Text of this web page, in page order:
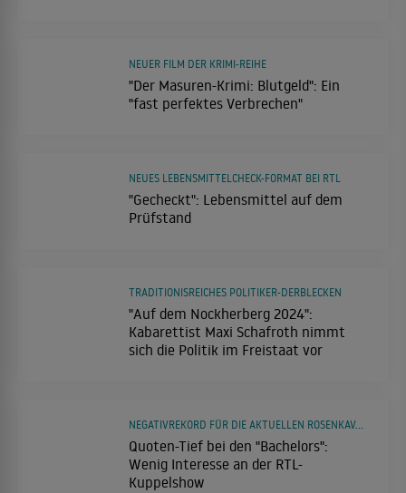
"Der Masuren-Krimi: Blutgeld": Ein
"fast perfektes Verbrechen"
NEUER FILM DER KRIMI-REIHE
"Gecheckt": Lebensmittel auf dem
Prüfstand
NEUES LEBENSMITTELCHECK-FORMAT BEI RTL
"Auf dem Nockherberg 2024":
Kabarettist Maxi Schafroth nimmt
sich die Politik im Freistaat vor
TRADITIONISREICHES POLITIKER-DERBLECKEN
Quoten-Tief bei den "Bachelors":
Wenig Interesse an der RTL-
Kuppelshow
NEGATIVREKORD FÜR DIE AKTUELLEN ROSENKAVALIERE